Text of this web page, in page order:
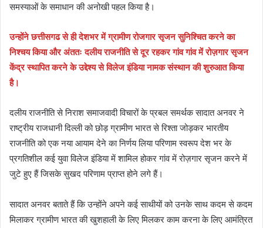
समस्याओं के समाधान की अनोखी पहल किया है।
उन्होंने छत्तीसगढ से ही देशभर में ग्रामीण रोजगार सृजन सुनिश्चित करने का
निश्चय किया और अंततः दलीय राजनीति से दूर रहकर गांव गांव में रोज़गार सृजन
केंद्र स्थापित करने के उद्देश्य से विलेज इंडिया नामक संस्थान की शुरुआत किया
है।
दलीय राजनीति से निराश समाजवादी विचारों के प्रबल समर्थक सादात अनवर ने
राष्ट्रीय राजधानी दिल्ली को छोड़ ग्रामीण भारत से रिश्ता जोड़कर भारतीय
राजनीति को एक नया आयाम देने का निर्णय लिया परिणाम स्वरूप देश भर के
प्रगतिशील कई युवा विलेज इंडिया में शामिल होकर गांव में रोज़गार सृजन करने में
जुटे हुए हैं जिसके सुखद परिणाम प्राप्त होने लगे हैं।
सादात अनवर बताते हैं कि उन्होंने अपने कई साथीयों को उनके साथ कदम से कदम
मिलाकर ग्रामीण भारत की खुशहाली के लिए मिलकर काम करना के लिए आमंत्रित